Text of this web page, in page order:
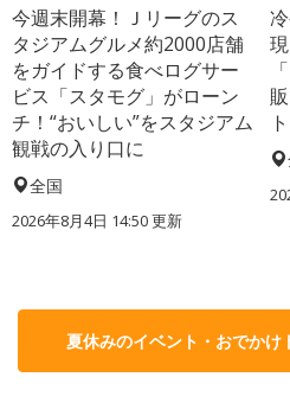
今週末開幕！Ｊリーグのス
タジアムグルメ約2000店舗
をガイドする食べログサー
ビス「スタモグ」がローン
チ！“おいしい”をスタジアム
観戦の入り口に
全国
2026年8月4日 14:50更新
夏休みのイベント・おでかけ